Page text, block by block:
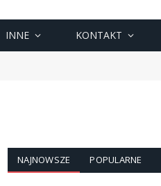
INNE KONTAKT
NAJNOWSZE POPULARNE